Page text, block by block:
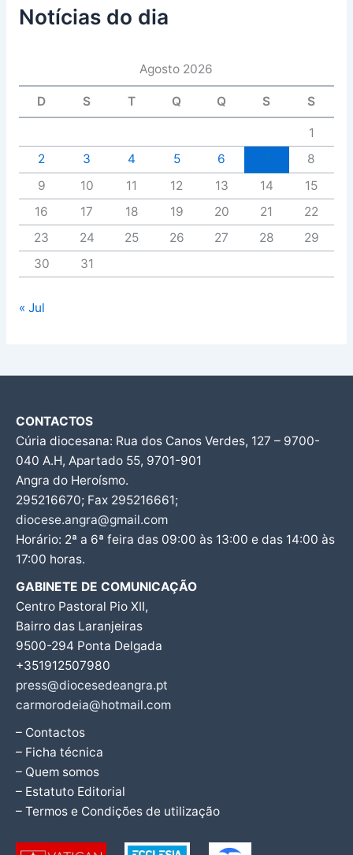
Notícias do dia
Agosto 2026
D S T Q Q S S
1
2
3 4 5 6
8
9
10 11 12 13 14
15
16
17 18 19 20 21
22
23
24 25 26 27 28
29
30
31
« Jul
CONTACTOS
Cúria diocesana: Rua dos Canos Verdes, 127 – 9700-
040 A.H, Apartado 55, 9701-901
Angra do Heroísmo.
295216670; Fax 295216661;
diocese.angra@gmail.com
Horário: 2ª a 6ª feira das 09:00 às 13:00 e das 14:00 às
17:00 horas.
GABINETE DE COMUNICAÇÃO
Centro Pastoral Pio XII,
Bairro das Laranjeiras
9500-294 Ponta Delgada
+351912507980
press@diocesedeangra.pt
carmorodeia@hotmail.com
– Contactos
– Ficha técnica
– Quem somos
– Estatuto Editorial
– Termos e Condições de utilização